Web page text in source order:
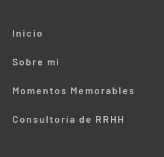
Inicio
Sobre mi
Momentos Memorables
Consultoría de RRHH